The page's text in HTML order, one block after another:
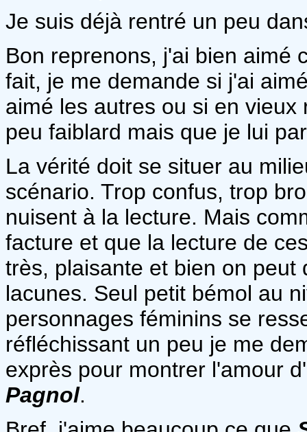
Je suis déjà rentré un peu
Bon reprenons, j'ai bien aimé
fait, je me demande si j'ai
aimé les autres ou si en
peu faiblard mais que je lui
La vérité doit se situer au
scénario. Trop confus, trop
nuisent à la lecture. Mais
facture et que la lecture de
très, plaisante et bien on
lacunes. Seul petit bémol au
personnages féminins se
réfléchissant un peu je me
exprès pour montrer l'amour
Pagnol.